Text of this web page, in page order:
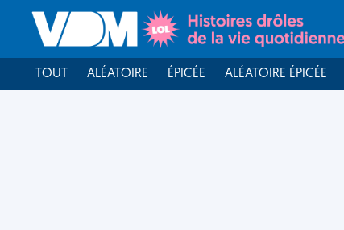
TOUT ALÉATOIRE ÉPICÉE ALÉATOIRE ÉPICÉE